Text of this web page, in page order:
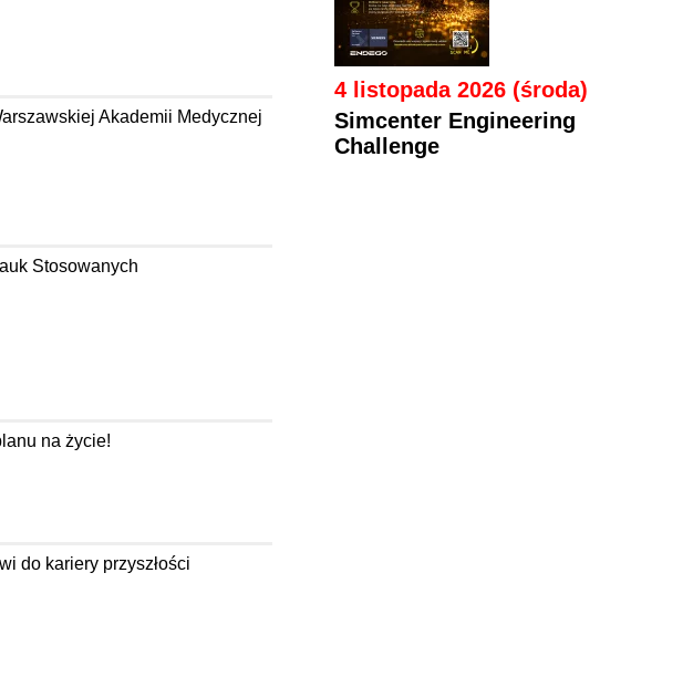
Akademii Medycznej
Stosowanych
na życie!
do kariery przyszłości
4 listopada 2026 (środa)
Simcenter Engineering
Challenge